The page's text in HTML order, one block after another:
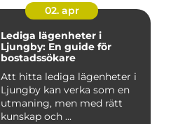
02. apr
Lediga lägenheter i
Ljungby: En guide för
bostadssökare
Att hitta lediga lägenheter i
Ljungby kan verka som en
utmaning, men med rätt
kunskap och ...